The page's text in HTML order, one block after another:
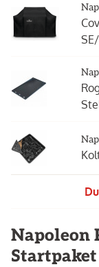
Napoleon
Startpaket